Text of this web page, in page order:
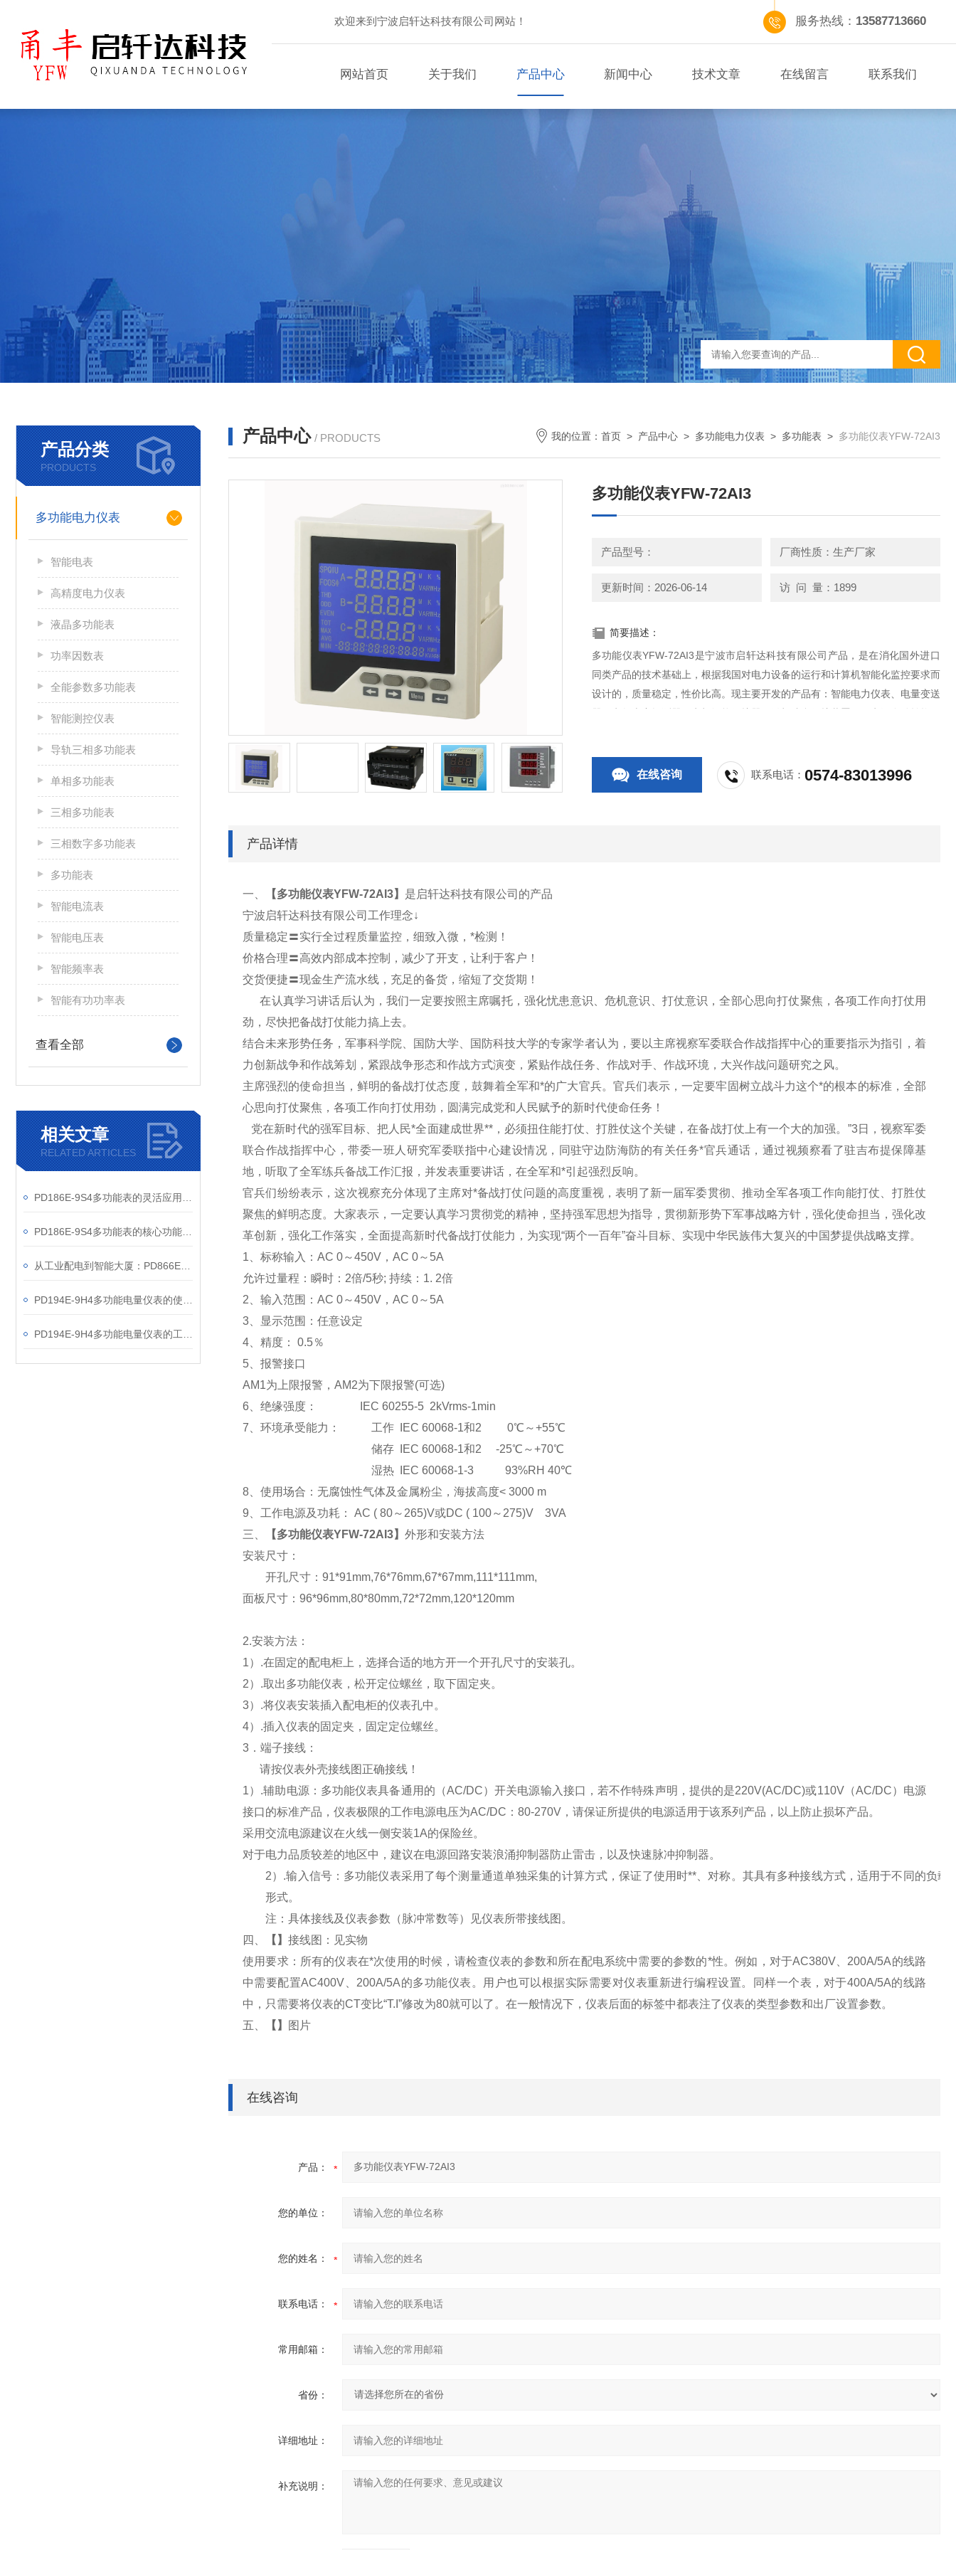
欢迎来到宁波启轩达科技有限公司网站！ 服务热线： 13587713660
网站首页 关于我们 产品中心 新闻中心 技术文章 在线留言 联系我们
产品分类
PRODUCTS
多功能电力仪表
智能电表
高精度电力仪表
液晶多功能表
功率因数表
全能参数多功能表
智能测控仪表
导轨三相多功能表
单相多功能表
三相多功能表
三相数字多功能表
多功能表
智能电流表
智能电压表
智能频率表
智能有功功率表
查看全部
相关文章
RELATED ARTICLES
产品中心 / PRODUCTS 我的位置： 首页 > 产品中心 > 多功能电力仪表 > 多功能表 > 多功能仪表YFW-72AI3
多功能仪表YFW-72AI3
产品型号： 厂商性质：生产厂家
更新时间：2026-06-14 访 问 量：1899
简要描述：
多功能仪表YFW-72AI3是宁波市启轩达科技有限公司产品，是在消化国外进口
同类产品的技术基础上，根据我国对电力设备的运行和计算机智能化监控要求而
设计的，质量稳定，性价比高。现主要开发的产品有：智能电力仪表、电量变送
器、电气火灾探测器、电机智能保护器、微机综合保护装置、双电源自动转换开
在线咨询 联系电话：0574-83013996
产品详情
一、 【多功能仪表YFW-72AI3】 是启轩达科技有限公司的产品
宁波启轩达科技有限公司工作理念↓
质量稳定〓实行全过程质量监控，细致入微，*检测！
价格合理〓高效内部成本控制，减少了开支，让利于客户！
交货便捷〓现金生产流水线，充足的备货，缩短了交货期！
在认真学习讲话后认为，我们一定要按照主席嘱托，强化忧患意识、危机意识、打仗意识，全部心思向打仗聚焦，各项工作向打仗用
劲，尽快把备战打仗能力搞上去。
结合未来形势任务，军事科学院、国防大学、国防科技大学的专家学者认为，要以主席视察军委联合作战指挥中心的重要指示为指引，着
力创新战争和作战筹划，紧跟战争形态和作战方式演变，紧贴作战任务、作战对手、作战环境，大兴作战问题研究之风。
主席强烈的使命担当，鲜明的备战打仗态度，鼓舞着全军和*的广大官兵。官兵们表示，一定要牢固树立战斗力这个*的根本的标准，全部
心思向打仗聚焦，各项工作向打仗用劲，圆满完成党和人民赋予的新时代使命任务！
党在新时代的强军目标、把人民*全面建成世界**，必须扭住能打仗、打胜仗这个关键，在备战打仗上有一个大的加强。 ”3日，视察军委
联合作战指挥中心，带委一班人研究军委联指中心建设情况，同驻守边防海防的有关任务*官兵通话，通过视频察看了驻吉布提保障基
地，听取了全军练兵备战工作汇报，并发表重要讲话，在全军和*引起强烈反响。
官兵们纷纷表示，这次视察充分体现了主席对*备战打仗问题的高度重视，表明了新一届军委贯彻、推动全军各项工作向能打仗、打胜仗
聚焦的鲜明态度。大家表示，一定要认真学习贯彻党的精神，坚持强军思想为指导，贯彻新形势下军事战略方针，强化使命担当，强化改
革创新，强化工作落实，全面提高新时代备战打仗能力，为实现“两个一百年”奋斗目标、实现中华民族伟大复兴的中国梦提供战略支撑。
1 、标称输入：AC 0～450V ，AC 0～5A
允许过量程：瞬时：2倍/5秒; 持续：1. 2倍
2 、输入范围：AC 0～450V ，AC 0～5A
3
显示范围： 任意设定
4 、精度： 0.5％
5
报警接口
AM1为上限报警，AM2为下限报警(可选)
6
绝缘强度： IEC 60255-5 2kVrms-1min
7
环境承受能力： 工作 IEC 60068-1和2 0℃～+55℃
储存 IEC 60068-1和2 -25℃～+70℃
湿热 IEC 60068-1-3 93%RH 40℃
8 、使用场合：无腐蚀性气体及金属粉尘，海拔高度< 3000 m
9 、工作电源及功耗： AC ( 80～265)V或DC ( 100～275)V 3VA
三、
【多功能仪表YFW-72AI3】 外形和安装方法
安装尺寸：
开孔尺寸：91*91mm,76*76mm,67*67mm,111*111mm,
面板尺寸：96*96mm,80*80mm,72*72mm,120*120mm
2.安装方法：
1）.在固定的配电柜上，选择合适的地方开一个开孔尺寸的安装孔。
2）.取出多功能仪表，松开定位螺丝，取下固定夹。
3）.将仪表安装插入配电柜的仪表孔中。
4）.插入仪表的固定夹，固定定位螺丝。
3 ．端子接线：
请按仪表外壳接线图正确接线！
1） .辅助电源：多功能仪表具备通用的（AC/DC）开关电源输入接口，若不作特殊声明，提供的是220V(AC/DC)或110V（AC/DC）电源
接口的标准产品，仪表极限的工作电源电压为AC/DC ： 80-270V ，请保证所提供的电源适用于该系列产品，以上防止损坏产品。
采用交流电源建议在火线一侧安装1A的保险丝。
对于电力品质较差的地区中，建议在电源回路安装浪涌抑制器防止雷击，以及快速脉冲抑制器。
2） .输入信号：多功能仪表采用了每个测量通道单独采集的计算方式，保证了使用时**、对称。其具有多种接线方式，适用于不同的负载
形式。
注：具体接线及仪表参数（脉冲常数等）见仪表所带接线图。
四、
【 】 接线图：见实物
使用要求：所有的仪表在*次使用的时候，请检查仪表的参数和所在配电系统中需要的参数的*性。例如，对于AC380V、200A/5A的线路
中需要配置AC400V、200A/5A的多功能仪表。用户也可以根据实际需要对仪表重新进行编程设置。同样一个表，对于400A/5A的线路
中，只需要将仪表的CT变比“T.I”修改为80就可以了。在一般情况下，仪表后面的标签中都表注了仪表的类型参数和出厂设置参数。
五、
【 】 图片
在线咨询
产品：
您的单位：
您的姓名：
联系电话：
常用邮箱：
省份：
详细地址：
补充说明：